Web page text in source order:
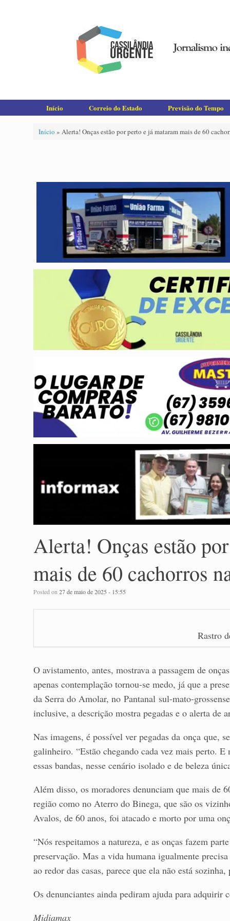
Início Correio do Estado Previsão do Tempo
Início » Alerta! Onças estão por perto e já mataram mais de 60
Alerta! Onças estão
mais de 60 cachorros
Posted on27 de maio de 2025 - 15:55
Rastro
O avistamento, antes, mostrava a passagem de
apenas contemplação tornou-se medo, já que a
da Serra do Amolar, no Pantanal sul-mato-
inclusive, a descrição mostra pegadas e o alerta de
Nas imagens, é possível ver pegadas da onça que,
galinheiro. “Estão chegando cada vez mais perto.
essas bandas, nesse cenário isolado e de beleza
Além disso, os moradores denunciam que mais de
região como no Aterro do Binega, que são os
Avalos, de 60 anos, foi atacado e morto por uma
“Nós respeitamos a natureza, e as onças fazem
preservação. Mas a vida humana igualmente
ao redor das casas, parece que ela não está
Os denunciantes ainda pediram ajuda para adquirir
Midiamax